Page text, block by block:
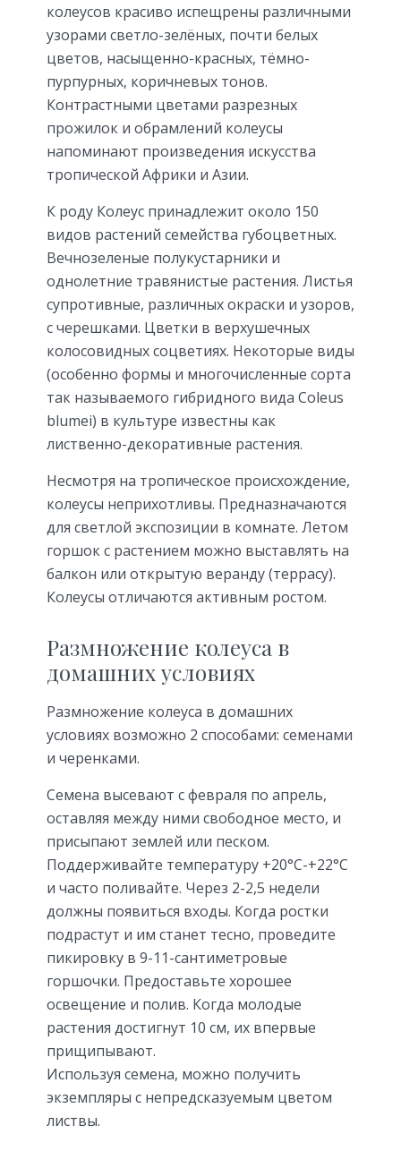
колеусов красиво испещрены различными
узорами светло-зелёных, почти белых
цветов, насыщенно-красных, тёмно-
пурпурных, коричневых тонов.
Контрастными цветами разрезных
прожилок и обрамлений колеусы
напоминают произведения искусства
тропической Африки и Азии.
К роду Колеус принадлежит около 150
видов растений семейства губоцветных.
Вечнозеленые полукустарники и
однолетние травянистые растения. Листья
супротивные, различных окраски и узоров,
с черешками. Цветки в верхушечных
колосовидных соцветиях. Некоторые виды
(особенно формы и многочисленные сорта
так называемого гибридного вида Coleus
blumei) в культуре известны как
лиственно-декоративные растения.
Несмотря на тропическое происхождение,
колеусы неприхотливы. Предназначаются
для светлой экспозиции в комнате. Летом
горшок с растением можно выставлять на
балкон или открытую веранду (террасу).
Колеусы отличаются активным ростом.
Размножение колеуса в
домашних условиях
Размножение колеуса в домашних
условиях возможно 2 способами: семенами
и черенками.
Семена высевают с февраля по апрель,
оставляя между ними свободное место, и
присыпают землей или песком.
Поддерживайте температуру +20°С-+22°С
и часто поливайте. Через 2-2,5 недели
должны появиться входы. Когда ростки
подрастут и им станет тесно, проведите
пикировку в 9-11-сантиметровые
горшочки. Предоставьте хорошее
освещение и полив. Когда молодые
растения достигнут 10 см, их впервые
прищипывают.
Используя семена, можно получить
экземпляры с непредсказуемым цветом
листвы.